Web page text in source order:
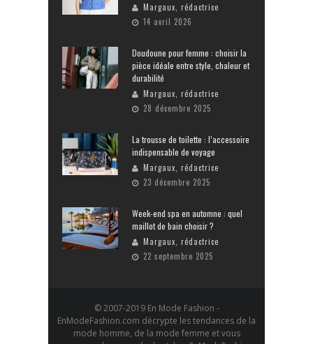
Margaux, rédactrice
14 avril 2026
Doudoune pour femme : choisir la
pièce idéale entre style, chaleur et
durabilité
Margaux, rédactrice
28 décembre 2025
La trousse de toilette : l’accessoire
indispensable de voyage
Margaux, rédactrice
23 décembre 2025
Week-end spa en automne : quel
maillot de bain choisir ?
Margaux, rédactrice
22 septembre 2025
© 2007-2019 En Mode Fashion -
EnModeFashion.com décrypte les tendances de la
mode homme, de la mode femme et vous